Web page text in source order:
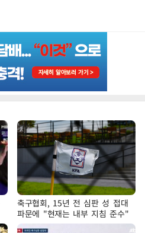
축구협회, 15년 전 심판 성 접대
파문에 "현재는 내부 지침 준수"